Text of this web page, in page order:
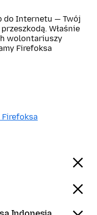
do Internetu — Twój
Właśnie
wolontariuszy
Firefoksa